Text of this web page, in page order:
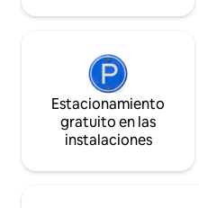
Estacionamiento
gratuito en las
instalaciones